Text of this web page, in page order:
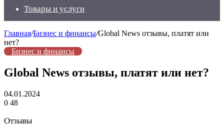
Товары и услуги
Главная/Бизнес и финансы/Global News отзывы, платят или
нет?
Бизнес и финансы
Global News отзывы, платят или нет?
04.01.2024
0 48
Отзывы